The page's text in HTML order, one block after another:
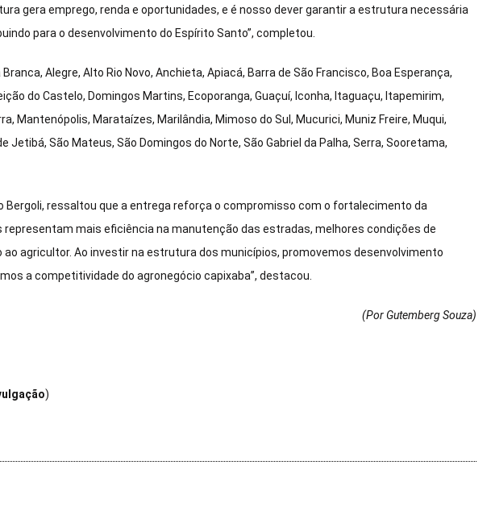
gera emprego, renda e oportunidades, e é nosso dever garantir a estrutura necessária
para o desenvolvimento do Espírito Santo”, completou.
Alegre, Alto Rio Novo, Anchieta, Apiacá, Barra de São Francisco, Boa Esperança,
do Castelo, Domingos Martins, Ecoporanga, Guaçuí, Iconha, Itaguaçu, Itapemirim,
Mantenópolis, Marataízes, Marilândia, Mimoso do Sul, Mucurici, Muniz Freire, Muqui,
Jetibá, São Mateus, São Domingos do Norte, São Gabriel da Palha, Serra, Sooretama,
Bergoli, ressaltou que a entrega reforça o compromisso com o fortalecimento da
mais eficiência na manutenção das estradas, melhores condições de
agricultor. Ao investir na estrutura dos municípios, promovemos desenvolvimento
a competitividade do agronegócio capixaba”, destacou.
(Por Gutemberg Souza)
)